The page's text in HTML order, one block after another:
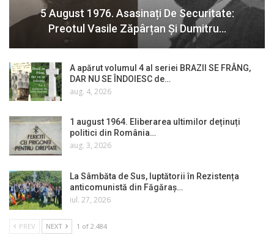
5 August 1976. Asasinați De Securitate:
Preotul Vasile Zăpârțan Și Dumitru…
A apărut volumul 4 al seriei BRAZII SE FRÂNG,
DAR NU SE ÎNDOIESC de…
aug. 4, 2026
1 august 1964. Eliberarea ultimilor deținuți
politici din România…
aug. 3, 2026
La Sâmbăta de Sus, luptătorii în Rezistența
anticomunistă din Făgăraș…
iul. 27, 2026
PREV NEXT 1 of 2.484